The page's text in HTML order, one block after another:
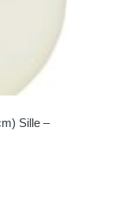
Sille –